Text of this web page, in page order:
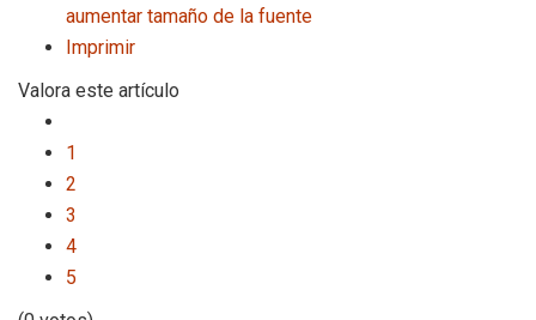
aumentar tamaño de la fuente
Imprimir
Valora este artículo
1
2
3
4
5